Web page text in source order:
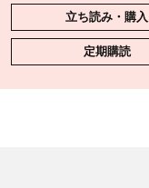
立ち読み・購入
定期購読